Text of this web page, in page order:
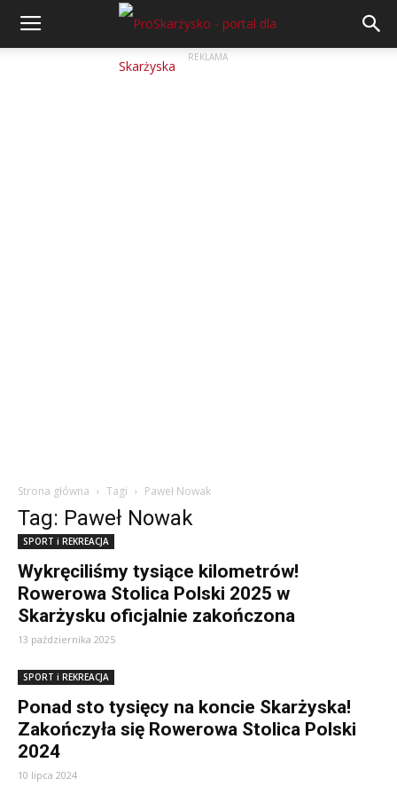
REKLAMA
Strona główna Tagi Paweł Nowak
Tag: Paweł Nowak
SPORT i REKREACJA
Wykręciliśmy tysiące kilometrów!
Rowerowa Stolica Polski 2025 w
Skarżysku oficjalnie zakończona
13 października 2025
SPORT i REKREACJA
Ponad sto tysięcy na koncie Skarżyska!
Zakończyła się Rowerowa Stolica Polski
2024
10 lipca 2024